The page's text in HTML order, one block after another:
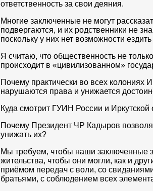
ответственность за свои деяния.
Многие заключенные не могут
подвергаются, и их родственники не
поскольку у них нет возможности ездить
Я считаю, что общественность не
происходит в «цивилизованном»
Почему практически во всех колониях
нарушаются права и унижается
Куда смотрит ГУИН России и Иркутской
Почему Президент ЧР Кадыров
унижать их?
Мы требуем, чтобы наши заключенные
жительства, чтобы они могли, как и
приёмом передач с воли, со
братьями, с соблюдением всех